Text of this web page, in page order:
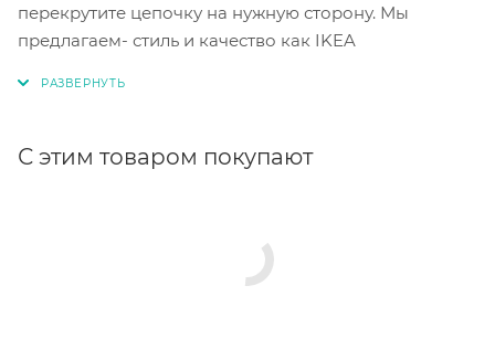
перекрутите цепочку на нужную сторону. Мы
предлагаем- стиль и качество как IKEA
С этим товаром покупают